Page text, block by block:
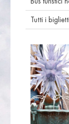
Tutti i biglietti